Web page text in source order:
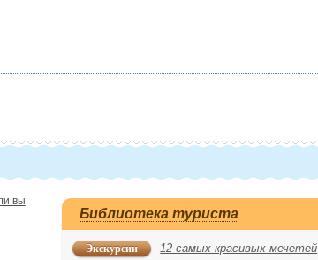
вы
Библиотека туриста
Экскурсии 12 самых красивых мечетей